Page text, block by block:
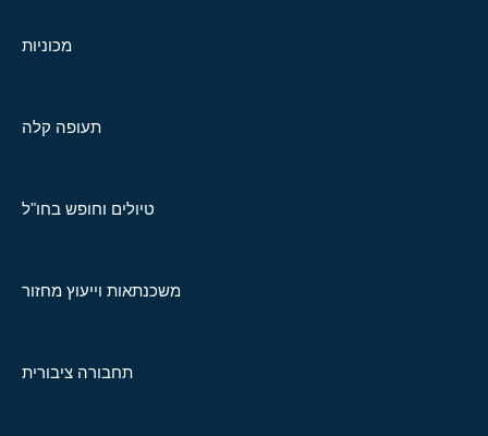
מכוניות
תעופה קלה
טיולים וחופש בחו"ל
משכנתאות וייעוץ מחזור
תחבורה ציבורית